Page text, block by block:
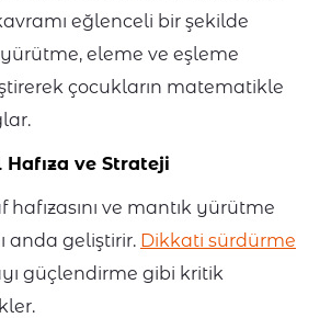
eğlenceli bir şekilde
eleme ve eşleme
çocukların matematikle
Hafıza ve Strateji
hafızasını ve mantık yürütme
anda geliştirir. Dikkati sürdürme
güçlendirme gibi kritik